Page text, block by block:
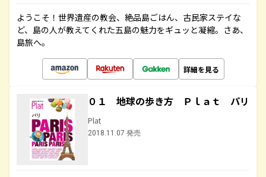
ようこそ！世界遺産の教会、絶品島ごはん、古民家ステイな
ど、島の人が教えてくれた五島の魅力をギュッと凝縮。さあ、
島旅へ。
詳細を見る
０１ 地球の歩き方 Ｐｌａｔ パリ
Plat
2018.11.07 発売